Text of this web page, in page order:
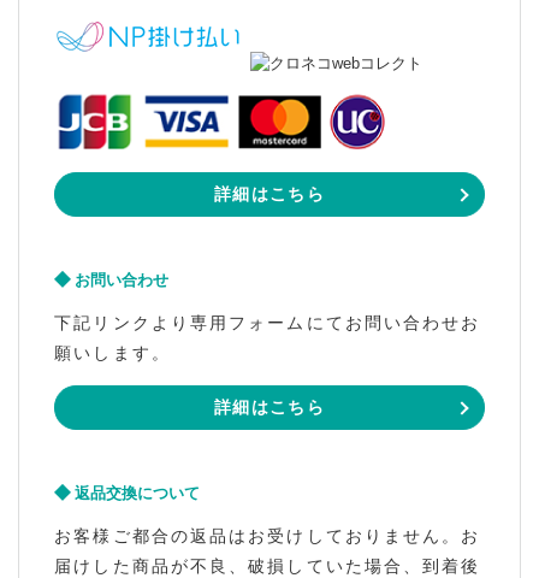
詳細はこちら
お問い合わせ
下記リンクより専用フォームにてお問い合わせお
願いします。
詳細はこちら
返品交換について
お客様ご都合の返品はお受けしておりません。お
届けした商品が不良、破損していた場合、到着後